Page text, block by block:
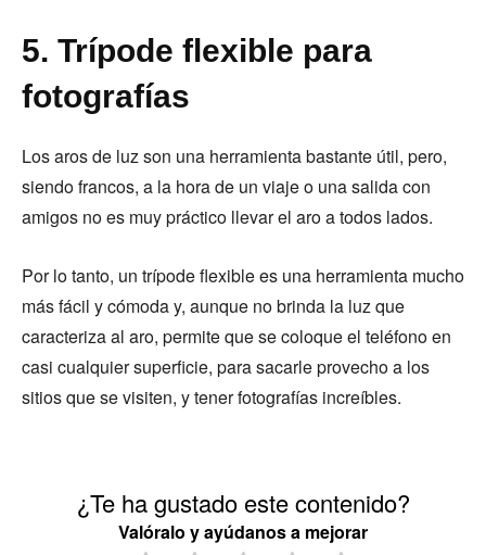
5. Trípode flexible para
fotografías
Los aros de luz son una herramienta bastante útil, pero,
siendo francos, a la hora de un viaje o una salida con
amigos no es muy práctico llevar el aro a todos lados.
Por lo tanto, un trípode flexible es una herramienta mucho
más fácil y cómoda y, aunque no brinda la luz que
caracteriza al aro, permite que se coloque el teléfono en
casi cualquier superficie, para sacarle provecho a los
sitios que se visiten, y tener fotografías increíbles.
¿Te ha gustado este contenido?
Valóralo y ayúdanos a mejorar